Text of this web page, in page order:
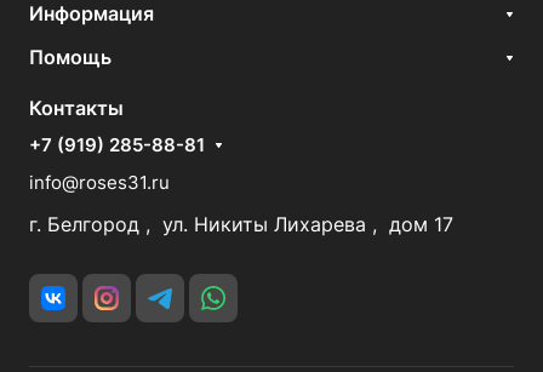
Информация
Помощь
Контакты
+7 (919) 285-88-81
info@roses31.ru
г. Белгород , ул. Никиты Лихарева , дом 17